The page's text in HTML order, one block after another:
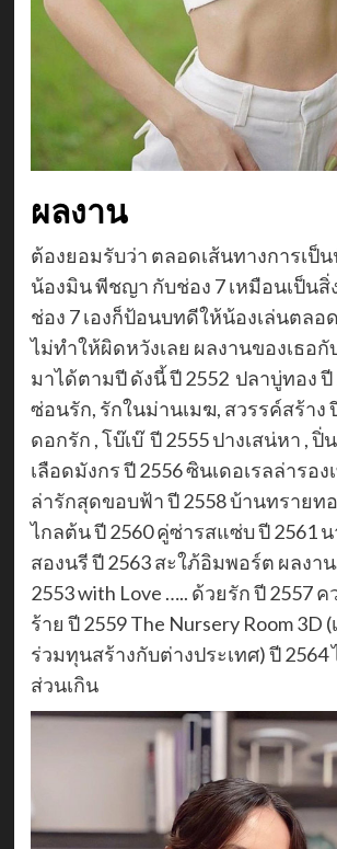
ผลงาน
ต้องยอมรับว่า ตลอดเส้นทางการเป็
น้องมิน พีชญา กับช่อง 7 เหมือนเป็น
ช่อง 7 เองก็ป้อนบทดีให้น้องเล่นตลอ
ไม่ทำให้ผิดหวังเลย ผลงานของเธอกั
มาได้ตามปี ดังนี้ ปี 2552 ปลาบู่ทอง ปี
ซ่อนรัก, รักในม่านเมฆ, สวรรค์สร้าง
ดอกรัก , โบ๊เบ๊ ปี 2555 ปางเสน่หา ,
เลือดมังกร ปี 2556 ซินเดอเรลล่ารอง
ล่ารักสุดขอบฟ้า ปี 2558 บ้านทรายท
ไกลต้น ปี 2560 คู่ซ่ารสแซ่บ ปี 2561
สองนรี ปี 2563 สะใภ้อิมพอร์ต ผลงา
2553 with Love ….. ด้วยรัก ปี 2557
ร้าย ปี 2559 The Nursery Room 3D
ร่วมทุนสร้างกับต่างประเทศ) ปี 2564
ส่วนเกิน